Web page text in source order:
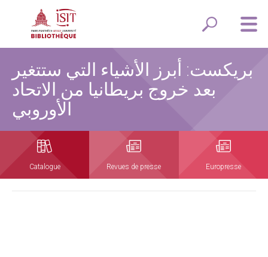
بريكست: أبرز الأشياء التي ستتغير
بعد خروج بريطانيا من الاتحاد
الأوروبي
Catalogue Revues de presse Europresse